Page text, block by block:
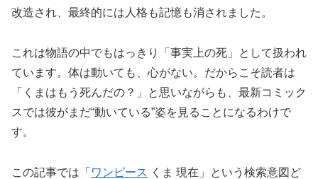
改造され、最終的には人格も記憶も消されました。
これは物語の中でもはっきり「事実上の死」として扱われ
ています。体は動いても、心がない。だからこそ読者は
「くまはもう死んだの？」と思いながらも、最新コミック
スでは彼がまだ“動いている”姿を見ることになるわけで
す。
この記事では「 ワンピース くま 現在」という検索意図ど